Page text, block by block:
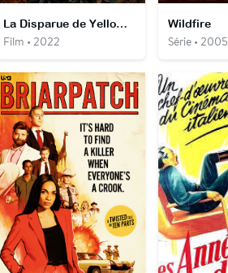
La Disparue de Yellowstone
Film • 2022
Wildfire
Série • 2005